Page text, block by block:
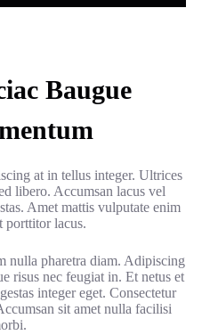
Baugue
at in tellus integer. Ultrices
libero. Accumsan lacus vel
Amet mattis vulputate enim
porttitor lacus.
nulla pharetra diam. Adipiscing
risus nec feugiat in. Et netus et
integer eget. Consectetur
sit amet nulla facilisi